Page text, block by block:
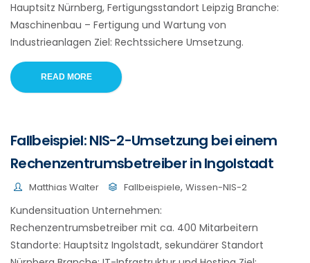
Hauptsitz Nürnberg, Fertigungsstandort Leipzig Branche:
Maschinenbau – Fertigung und Wartung von
Industrieanlagen Ziel: Rechtssichere Umsetzung.
READ MORE
Fallbeispiel: NIS-2-Umsetzung bei einem
Rechenzentrumsbetreiber in Ingolstadt
Matthias Walter Fallbeispiele, Wissen-NIS-2
Kundensituation Unternehmen:
Rechenzentrumsbetreiber mit ca. 400 Mitarbeitern
Standorte: Hauptsitz Ingolstadt, sekundärer Standort